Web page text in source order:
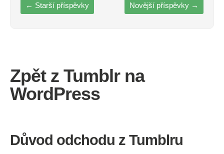
← Starší příspěvky Novější příspěvky →
Zpět z Tumblr na
WordPress
Důvod odchodu z Tumblru